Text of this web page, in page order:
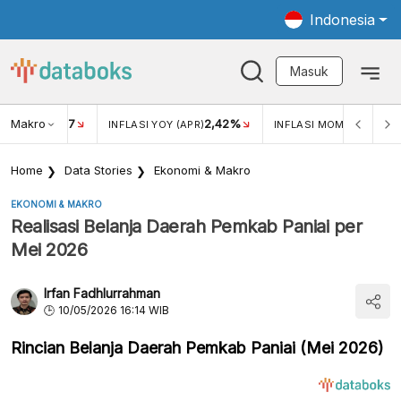
Indonesia
Masuk
Makro
USD/IDR 17 INFLASI YOY (APR)2,42% INFLASI MOM (MAR)
Home Data Stories Ekonomi & Makro
EKONOMI & MAKRO
Realisasi Belanja Daerah Pemkab Paniai per
Mei 2026
Irfan Fadhlurrahman
10/05/2026 16:14 WIB
Rincian Belanja Daerah Pemkab Paniai (Mei 2026)